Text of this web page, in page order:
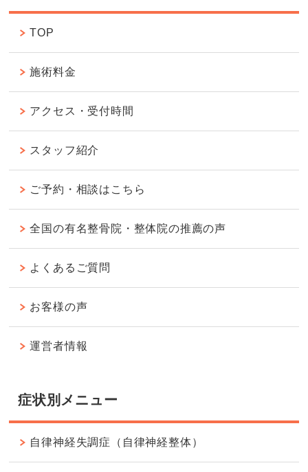
TOP
施術料金
アクセス・受付時間
スタッフ紹介
ご予約・相談はこちら
全国の有名整骨院・整体院の推薦の声
よくあるご質問
お客様の声
運営者情報
症状別メニュー
自律神経失調症（自律神経整体）